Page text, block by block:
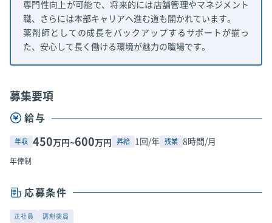
専門性向上が可能で、将来的には店舗管理やマネジメント
職、さらには本部キャリアへ進む道も開かれています。
薬剤師としての成長をバックアップするサポートが揃っ
た、安心して長く働ける環境が魅力の職場です。
募集要項
給与
年収 450万円~600万円 昇給 1回/年 残業 8時間/月
年俸制
応募条件
正社員 調剤薬局